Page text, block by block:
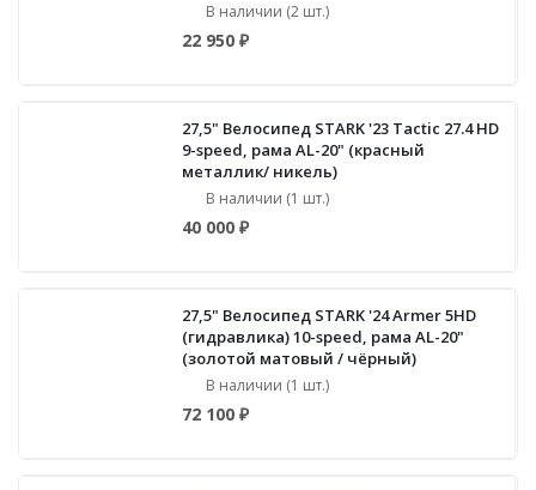
В наличии (2 шт.)
22 950 ₽
27,5" Велосипед STARK '23 Tactic 27.4 HD
9-speed, рама AL-20" (красный
металлик/ никель)
В наличии (1 шт.)
40 000 ₽
27,5" Велосипед STARK '24 Armer 5HD
(гидравлика) 10-speed, рама AL-20"
(золотой матовый / чёрный)
В наличии (1 шт.)
72 100 ₽